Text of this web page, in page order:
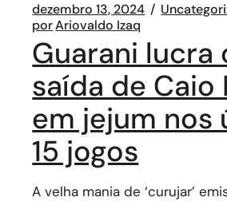
dezembro 13, 2024
porAriovaldo Izaq
Guarani lucra
saída de Caio
em jejum nos
15 jogos
A velha mania de ‘curujar’